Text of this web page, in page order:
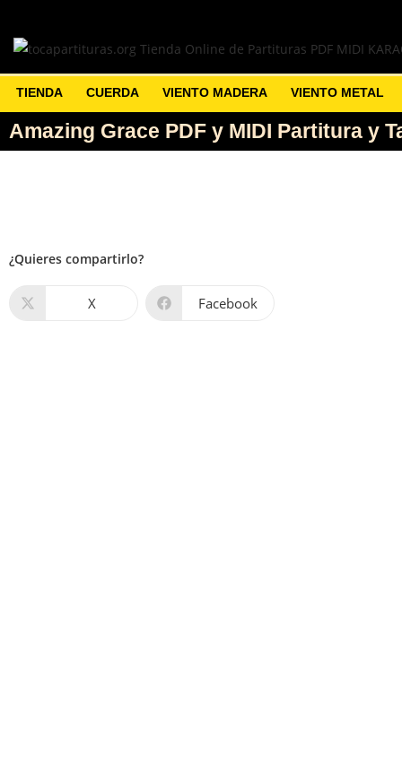
TIENDA CUERDA VIENTO MADERA VIENTO METAL
Amazing Grace PDF y MIDI Partitura y
¿Quieres compartirlo?
X Facebook